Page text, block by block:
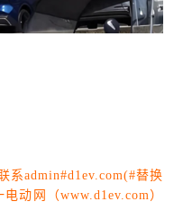
系admin#d1ev.com(#替换
动网（www.d1ev.com）